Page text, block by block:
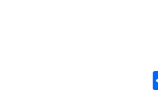
לאילת בנובמבר 24/11/2018